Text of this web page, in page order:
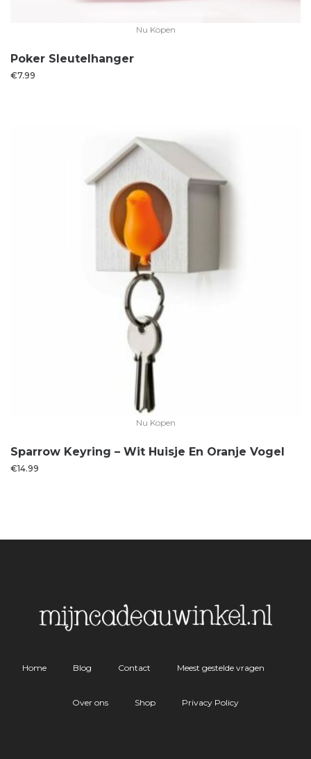
Nu Kopen
Poker Sleutelhanger
€7.99
Nu Kopen
Sparrow Keyring – Wit Huisje En Oranje Vogel
€14.99
Home Blog Contact Meest gestelde vragen
Over ons Shop Privacy Policy